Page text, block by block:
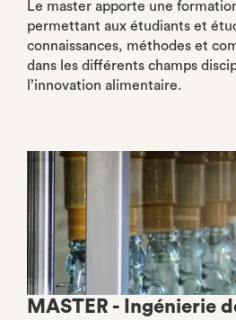
Le master apporte une
permettant aux étudiants et
connaissances, méthodes et
dans les différents champs
l’innovation alimentaire.
MASTER - Ingénierie